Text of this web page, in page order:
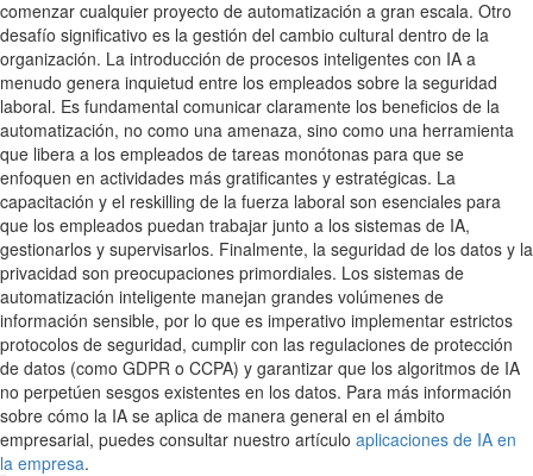
comenzar cualquier proyecto de automatización a gran escala. Otro
desafío significativo es la gestión del cambio cultural dentro de la
organización. La introducción de procesos inteligentes con IA a
menudo genera inquietud entre los empleados sobre la seguridad
laboral. Es fundamental comunicar claramente los beneficios de la
automatización, no como una amenaza, sino como una herramienta
que libera a los empleados de tareas monótonas para que se
enfoquen en actividades más gratificantes y estratégicas. La
capacitación y el reskilling de la fuerza laboral son esenciales para
que los empleados puedan trabajar junto a los sistemas de IA,
gestionarlos y supervisarlos. Finalmente, la seguridad de los datos y la
privacidad son preocupaciones primordiales. Los sistemas de
automatización inteligente manejan grandes volúmenes de
información sensible, por lo que es imperativo implementar estrictos
protocolos de seguridad, cumplir con las regulaciones de protección
de datos (como GDPR o CCPA) y garantizar que los algoritmos de IA
no perpetúen sesgos existentes en los datos. Para más información
sobre cómo la IA se aplica de manera general en el ámbito
empresarial, puedes consultar nuestro artículo aplicaciones de IA en
la empresa.